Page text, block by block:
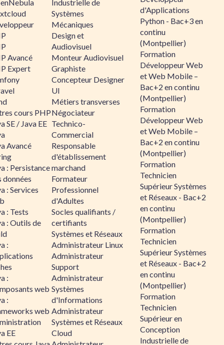
Avancé
Expert
cours PHP
SE / Java EE
Avancé
: Persistance
données
: Services
: Tests
: Outils de
:
:
web
:
web
EE
Industrielle de
Systèmes
Mécaniques
Design et
Audiovisuel
Monteur Audiovisuel
Graphiste
Concepteur Designer
UI
Métiers transverses
Négociateur
Technico-
Commercial
Responsable
d'établissement
marchand
Formateur
Professionnel
d'Adultes
Socles qualifiants /
certifiants
Systèmes et Réseaux
Administrateur Linux
Administrateur
Support
Administrateur
Systèmes
d'Informations
Administrateur
Systèmes et Réseaux
Cloud
d'Applications
Python - Bac+3 en
continu
(Montpellier)
Formation
Développeur Web
et Web Mobile –
Bac+2 en continu
(Montpellier)
Formation
Développeur Web
et Web Mobile –
Bac+2 en continu
(Montpellier)
Formation
Technicien
Supérieur Systèmes
et Réseaux - Bac+2
en continu
(Montpellier)
Formation
Technicien
Supérieur Systèmes
et Réseaux - Bac+2
en continu
(Montpellier)
Formation
Technicien
Supérieur en
Conception
Industrielle de